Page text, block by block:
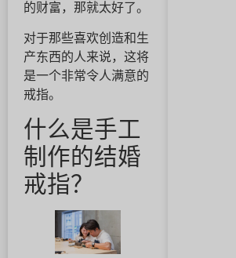
的财富，那就太好了。
对于那些喜欢创造和生
产东西的人来说，这将
是一个非常令人满意的
戒指。
什么是手工
制作的结婚
戒指？